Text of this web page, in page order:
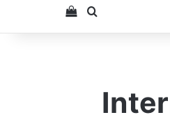
Voir votre panier
Rechercher